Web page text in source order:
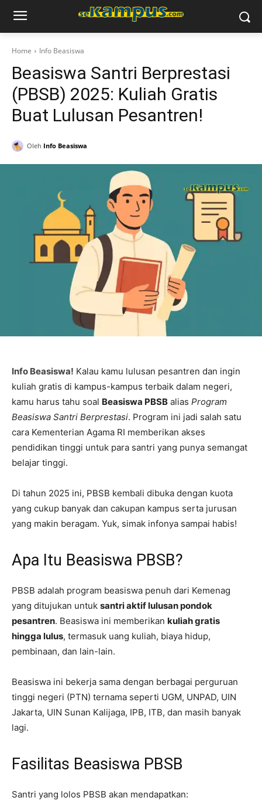
Home Info Beasiswa
Beasiswa Santri Berprestasi
(PBSB) 2025: Kuliah Gratis
Buat Lulusan Pesantren!
Oleh Info Beasiswa
Info Beasiswa! Kalau kamu lulusan pesantren dan ingin
kuliah gratis di kampus-kampus terbaik dalam negeri,
kamu harus tahu soal Beasiswa PBSB alias Program
Beasiswa Santri Berprestasi. Program ini jadi salah satu
cara Kementerian Agama RI memberikan akses
pendidikan tinggi untuk para santri yang punya semangat
belajar tinggi.
Di tahun 2025 ini, PBSB kembali dibuka dengan kuota
yang cukup banyak dan cakupan kampus serta jurusan
yang makin beragam. Yuk, simak infonya sampai habis!
Apa Itu Beasiswa PBSB?
PBSB adalah program beasiswa penuh dari Kemenag
yang ditujukan untuk santri aktif lulusan pondok
pesantren. Beasiswa ini memberikan kuliah gratis
hingga lulus, termasuk uang kuliah, biaya hidup,
pembinaan, dan lain-lain.
Beasiswa ini bekerja sama dengan berbagai perguruan
tinggi negeri (PTN) ternama seperti UGM, UNPAD, UIN
Jakarta, UIN Sunan Kalijaga, IPB, ITB, dan masih banyak
lagi.
Fasilitas Beasiswa PBSB
Santri yang lolos PBSB akan mendapatkan: